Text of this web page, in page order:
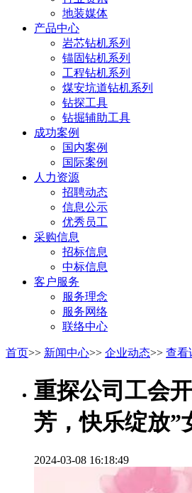
地装媒体
产品中心
岩芯钻机系列
锚固钻机系列
工程钻机系列
煤安坑道钻机系列
钻探工具
钻掘辅助工具
成功案例
国内案例
国际案例
人力资源
招聘动态
信息公示
优秀员工
采购信息
招标信息
中标信息
客户服务
服务理念
服务网络
联络中心
首页>> 新闻中心>> 企业动态>> 查看
重探公司工会
芳，快乐绽放”
2024-03-08 16:18:49